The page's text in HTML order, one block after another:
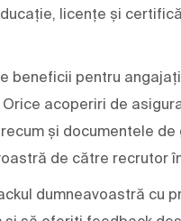
licențe și
beneficii pentru
acoperiri de
și documentele
de către recrutor
dumneavoastră cu